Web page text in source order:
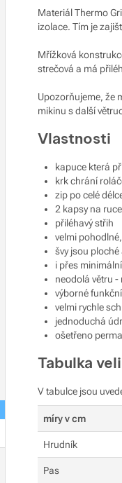
Materiál Thermo
izolace. Tím je
Mřížková
strečová a má
Upozorňujeme, že
mikinu s další
Vlastnosti
kapuce která
krk chrání
zip po celé
2 kapsy na ruce
přiléhavý střih
velmi
švy jsou
i přes
neodolá větru
výborné
velmi rychle
jednoduchá
ošetřeno
Tabulka
V tabulce jsou
míry v cm
Hrudník
Pas